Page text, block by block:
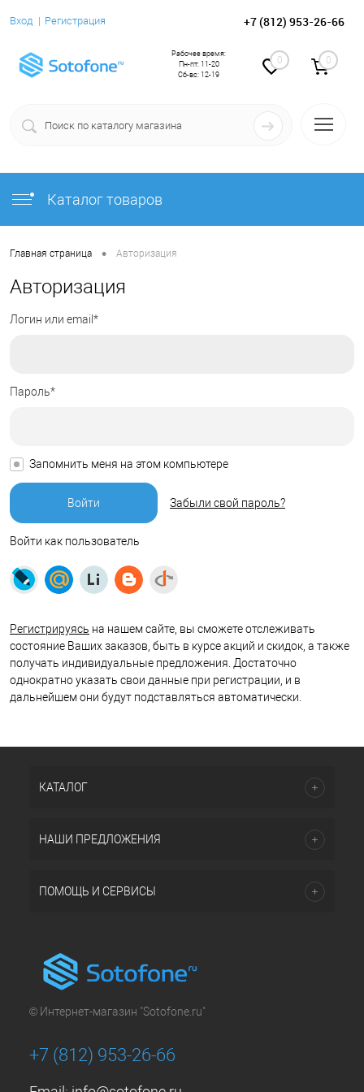
Вход Регистрация +7 (812) 953-26-66
0 0
Рабочее время:
Пн-пт: 11-20
Сб-вс: 12-19
Каталог товаров
Главная страница • Авторизация
Авторизация
Логин или email*
Пароль*
Запомнить меня на этом компьютере
Забыли свой пароль?
Войти как пользователь
Регистрируясь на нашем сайте, вы сможете отслеживать
состояние Ваших заказов, быть в курсе акций и скидок, а также
получать индивидуальные предложения. Достаточно
однократно указать свои данные при регистрации, и в
дальнейшем они будут подставляться автоматически.
КАТАЛОГ
НАШИ ПРЕДЛОЖЕНИЯ
ПОМОЩЬ И СЕРВИСЫ
© Интернет-магазин "Sotofone.ru"
+7 (812) 953-26-66